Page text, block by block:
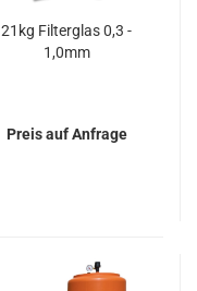
21kg Filterglas 0,3 -
1,0mm
Preis auf Anfrage